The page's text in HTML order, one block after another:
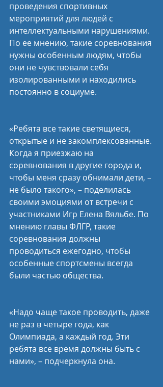
проведения спортивных
мероприятий для людей с
интеллектуальными нарушениями.
По ее мнению, такие соревнования
нужны особенным людям, чтобы
они не чувствовали себя
изолированными и находились
постоянно в социуме.
«Ребята все такие светящиеся,
открытые и не закомплексованные.
Когда я приезжаю на
соревнования в другие города и,
чтобы меня сразу обнимали дети, –
не было такого», – поделилась
своими эмоциями от встречи с
участниками Игр Елена Вяльбе. По
мнению главы ФЛГР, такие
соревнования должны
проводиться ежегодно, чтобы
особенные спортсмены всегда
были частью общества.
«Надо чаще такое проводить, даже
не раз в четыре года, как
Олимпиада, а каждый год. Эти
ребята все время должны быть с
нами», – подчеркнула она.